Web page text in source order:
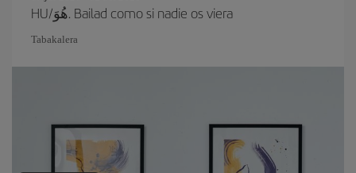
HU/هُوَ. Bailad como si nadie os viera
Tabakalera